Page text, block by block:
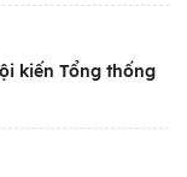
kiến Tổng thống